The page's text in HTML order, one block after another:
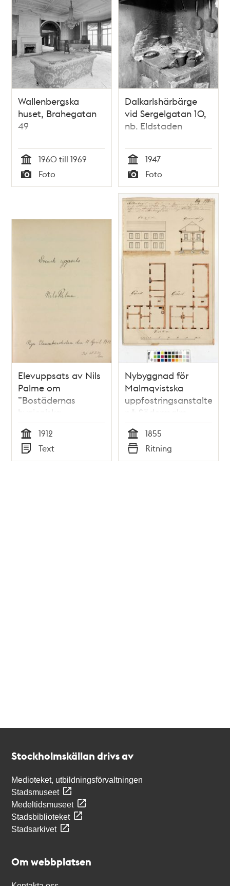
Wallenbergska
huset, Brahegatan
49
Tid
1960 till 1969
Typ
Foto
Dalkarlshärbärge
vid Sergelgatan 10,
nb. Eldstaden
Tid
1947
Typ
Foto
Elevuppsats av Nils
Palme om
”Bostädernas
hygieniska
anordning” - 1912
Tid
1912
Typ
Text
Nybyggnad för
Malmqvistska
uppfostringsanstalten
på Södermalm –
ritning 1855
Tid
1855
Typ
Ritning
Stockholmskällan drivs av
Medioteket, utbildningsförvaltningen
Stadsmuseet
Medeltidsmuseet
Stadsbiblioteket
Stadsarkivet
Om webbplatsen